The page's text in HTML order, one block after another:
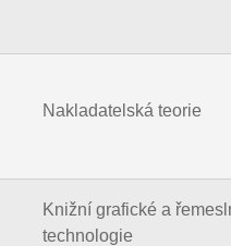
Nakladatelská teorie
Knižní grafické a
technologie